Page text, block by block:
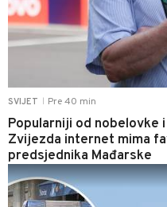
SVIJET Pre 40 min
Popularniji od nobelovke
Zvijezda internet mima
predsjednika Mađarske